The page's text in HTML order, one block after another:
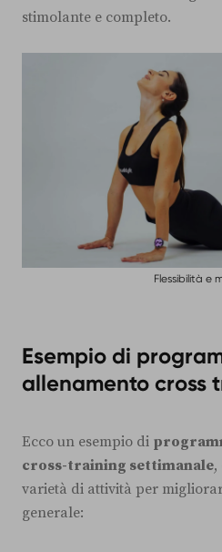
stimolante e completo.
Flessibilità e
Esempio di
allenamento cross
Ecco un esempio di
cross-training settimanale,
varietà di attività per
generale: